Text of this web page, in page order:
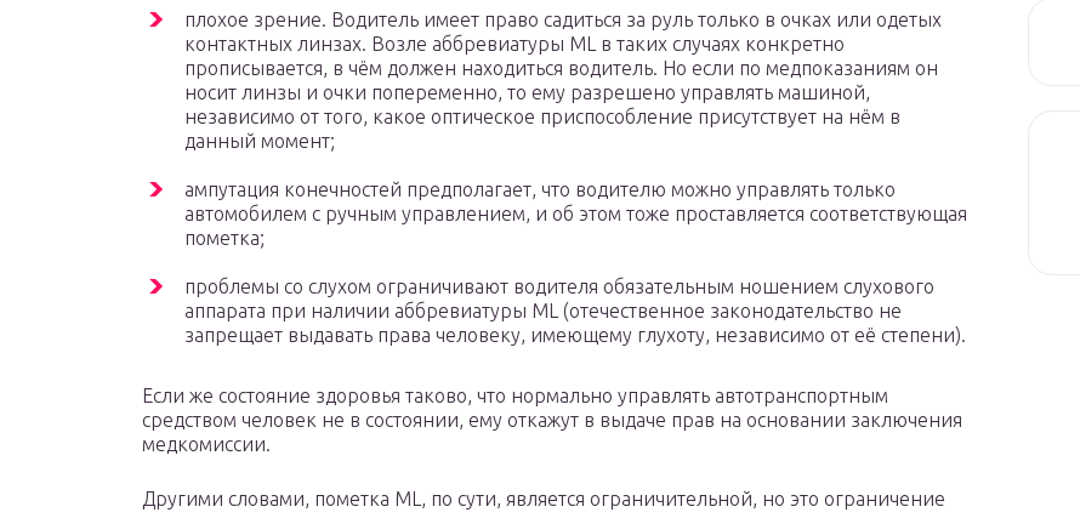
плохое зрение. Водитель имеет право садиться за руль только в очках или одетых
контактных линзах. Возле аббревиатуры ML в таких случаях конкретно
прописывается, в чём должен находиться водитель. Но если по медпоказаниям он
носит линзы и очки попеременно, то ему разрешено управлять машиной,
независимо от того, какое оптическое приспособление присутствует на нём в
данный момент;
ампутация конечностей предполагает, что водителю можно управлять только
автомобилем с ручным управлением, и об этом тоже проставляется соответствующая
пометка;
проблемы со слухом ограничивают водителя обязательным ношением слухового
аппарата при наличии аббревиатуры ML (отечественное законодательство не
запрещает выдавать права человеку, имеющему глухоту, независимо от её степени).
Если же состояние здоровья таково, что нормально управлять автотранспортным
средством человек не в состоянии, ему откажут в выдаче прав на основании заключения
медкомиссии.
Другими словами, пометка ML, по сути, является ограничительной, но это ограничение